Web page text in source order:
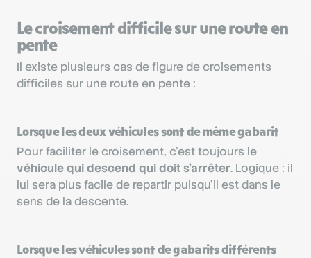
Le croisement difficile sur une route en
pente
Il existe plusieurs cas de figure de croisements
difficiles sur une route en pente :
Lorsque les deux véhicules sont de même gabarit
Pour faciliter le croisement, c’est toujours le
véhicule qui descend qui doit s’arrêter. Logique : il
lui sera plus facile de repartir puisqu’il est dans le
sens de la descente.
Lorsque les véhicules sont de gabarits différents